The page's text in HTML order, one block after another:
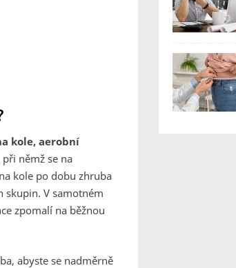
kole, aerobní
němž se na
kole po dobu zhruba
skupin. V samotném
zpomalí na běžnou
abyste se nadměrně